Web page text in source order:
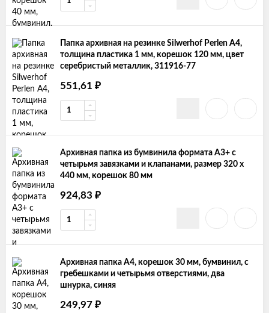
Папка архивная на резинке Silwerhof Perlen А4,
толщина пластика 1 мм, корешок 120 мм, цвет
серебристый металлик, 311916-77
551,61 ₽
Архивная папка из бумвинила формата А3+ с
четырьмя завязками и клапанами, размер 320 х
440 мм, корешок 80 мм
924,83 ₽
Архивная папка А4, корешок 30 мм, бумвинил, с
гребешками и четырьмя отверстиями, два
шнурка, синяя
249,97 ₽